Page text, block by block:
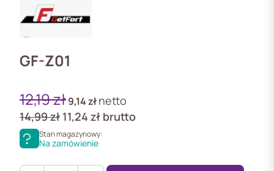
GF-Z01
12,19zł9,14złnetto
14,99zł 11,24 zł brutto
Stan magazynowy:
Na zamówienie